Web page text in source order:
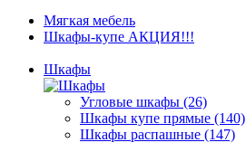
Мягкая мебель
Шкафы-купе АКЦИЯ!!!
Шкафы
Угловые шкафы (26)
Шкафы купе прямые (140)
Шкафы распашные (147)